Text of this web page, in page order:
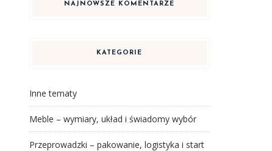
NAJNOWSZE KOMENTARZE
KATEGORIE
Inne tematy
Meble – wymiary, układ i świadomy wybór
Przeprowadzki – pakowanie, logistyka i start